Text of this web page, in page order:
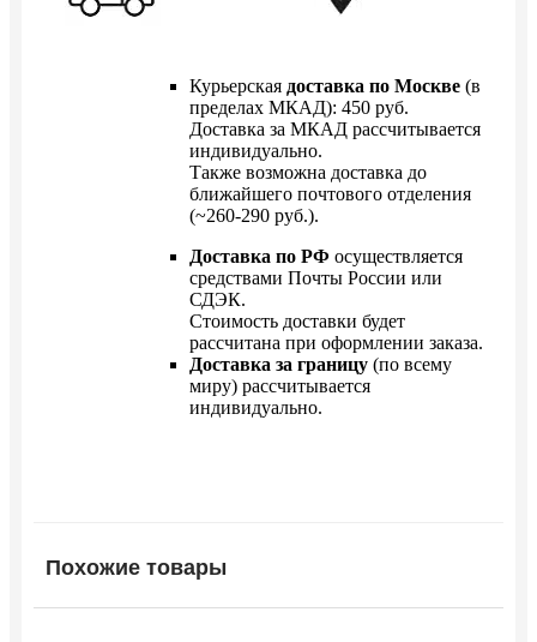
Курьерская доставка по Москве (в
пределах МКАД): 450 руб.
Доставка за МКАД рассчитывается
индивидуально.
Также возможна доставка до
ближайшего почтового отделения
(~260-290 руб.).
Доставка по РФ осуществляется
средствами Почты России или
СДЭК.
Стоимость доставки будет
рассчитана при оформлении заказа.
Доставка за границу (по всему
миру) рассчитывается
индивидуально.
Похожие товары